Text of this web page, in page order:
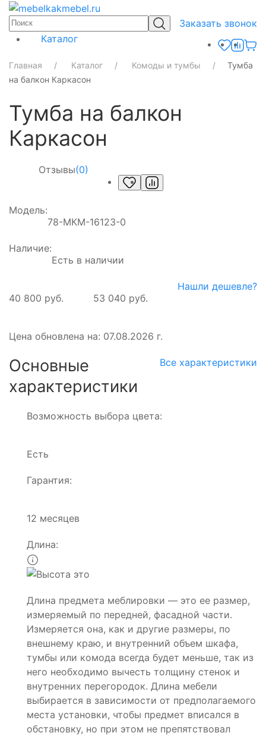
Заказать звонок
Каталог
Главная Каталог Комоды и тумбы
Тумба
на балкон Каркасон
Тумба на балкон
Каркасон
Отзывы(0)
Модель:
78-МКМ-16123-0
Наличие:
Есть в наличии
40 800 руб. 53 040 руб.
Нашли дешевле?
Цена обновлена на: 07.08.2026 г.
Основные
характеристики
Все характеристики
Возможность выбора цвета:
Есть
Гарантия:
12 месяцев
Длина:
Длина предмета меблировки — это ее размер,
измеряемый по передней, фасадной части.
Измеряется она, как и другие размеры, по
внешнему краю, и внутренний объем шкафа,
тумбы или комода всегда будет меньше, так из
него необходимо вычесть толщину стенок и
внутренних перегородок. Длина мебели
выбирается в зависимости от предполагаемого
места установки, чтобы предмет вписался в
обстановку, но при этом не препятствовал